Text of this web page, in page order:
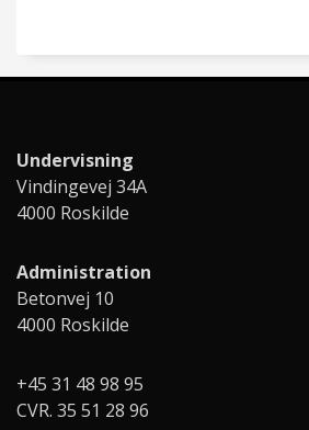
Undervisning
Vindingevej 34A
4000 Roskilde
Administration
Betonvej 10
4000 Roskilde
+45 31 48 98 95
CVR. 35 51 28 96